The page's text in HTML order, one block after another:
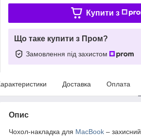
Купити з
Що таке купити з Пром?
Замовлення під захистом
Доставка Оплата
Опис
Чохол-накладка для MacBook – захисний